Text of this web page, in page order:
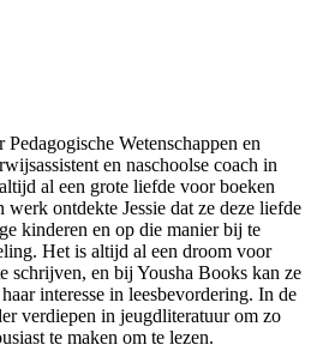
Pedagogische Wetenschappen en
en naschoolse coach in
al een grote liefde voor boeken
werk ontdekte Jessie dat ze deze liefde
kinderen en op die manier bij te
Het is altijd al een droom voor
schrijven, en bij Yousha Books kan ze
interesse in leesbevordering. In de
verdiepen in jeugdliteratuur om zo
te maken om te lezen.